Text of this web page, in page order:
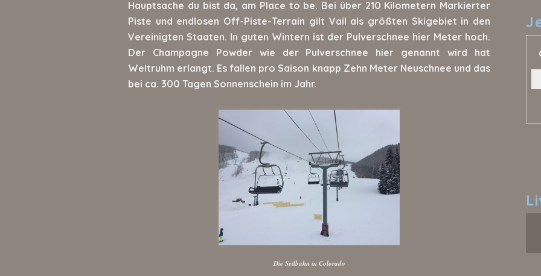
Hauptsache du bist da, am Place to be. Bei über 210 Kilometern Markierter
Piste und endlosen Off-Piste-Terrain gilt Vail als größten Skigebiet in den
Vereinigten Staaten. In guten Wintern ist der Pulverschnee hier Meter hoch.
Der Champagne Powder wie der Pulverschnee hier genannt wird hat
Weltruhm erlangt. Es fallen pro Saison knapp Zehn Meter Neuschnee und das
bei ca. 300 Tagen Sonnenschein im Jahr.
Die Seilbahn in Colorado